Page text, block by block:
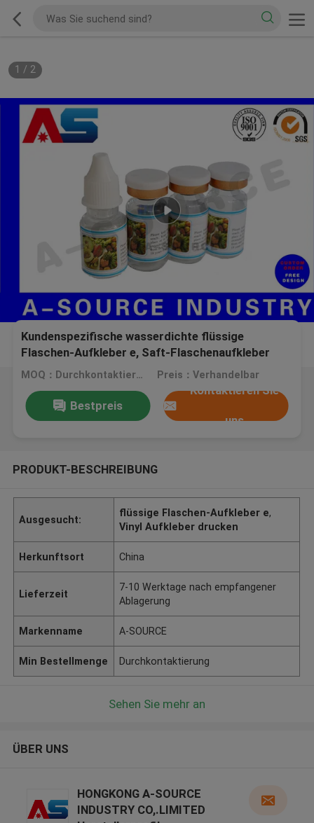
1 / 2
Kundenspezifische wasserdichte flüssige
Flaschen-Aufkleber e, Saft-Flaschenaufkleber
Aufkleber des Hologramm-e entwerfen
MOQ：Durchkontaktierung Preis：Verhandelbar
Bestpreis
Kontaktieren Sie
uns
PRODUKT-BESCHREIBUNG
Ausgesucht:
flüssige Flaschen-Aufkleber e,
Vinyl Aufkleber drucken
Herkunftsort China
Lieferzeit
7-10 Werktage nach empfangener
Ablagerung
Markenname A-SOURCE
Min Bestellmenge Durchkontaktierung
Sehen Sie mehr an
ÜBER UNS
HONGKONG A-SOURCE
INDUSTRY CO,.LIMITED